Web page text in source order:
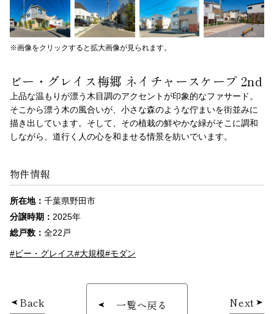
ビー・グレイス梅郷 ネイチャースケープ 2nd
上品な温もりが漂う木目調のアクセントが印象的なファサード。
そこから漂う木の風合いが、小さな森のような佇まいを街並みに
描き出しています。そして、その植栽の鮮やかな緑がそこに調和
しながら、道行く人の心を和ませる情景を紡いでいます。
※画像をクリックすると拡大画像が見られます。
物件情報
所在地： 千葉県野田市
分譲時期： 2025年
総戸数： 全22戸
#ビー・グレイス#大規模#モダン
Back 一覧へ戻る Next